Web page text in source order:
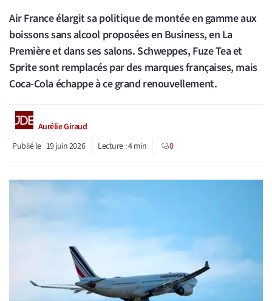
Air France élargit sa politique de montée en gamme aux
boissons sans alcool proposées en Business, en La
Première et dans ses salons. Schweppes, Fuze Tea et
Sprite sont remplacés par des marques françaises, mais
Coca-Cola échappe à ce grand renouvellement.
Aurélie Giraud
Publié le 19 juin 2026 Lecture :4min 0